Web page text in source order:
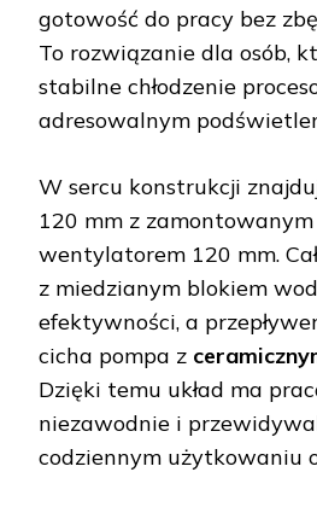
gotowość do pracy bez
To rozwiązanie dla osób,
stabilne chłodzenie
adresowalnym
W sercu konstrukcji
120 mm z
wentylatorem 120 mm.
z miedzianym blokiem
efektywności, a
cicha pompa z
Dzięki temu układ ma
niezawodnie i
codziennym użytkowaniu